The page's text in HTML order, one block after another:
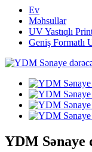
Ev
Məhsullar
UV Yastıqlı
Geniş Formatlı
YDM Sənaye